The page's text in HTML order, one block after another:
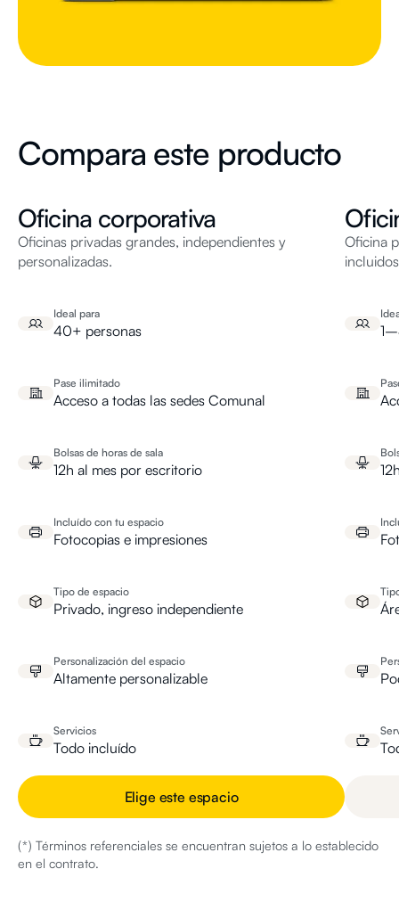
Compara este producto
Oficina corporativa
Oficinas privadas grandes, independientes y
personalizadas.
Ideal para
40+ personas
Pase ilimitado
Acceso a todas las sedes Comunal
Bolsas de horas de sala
12h al mes por escritorio
Incluído con tu espacio
Fotocopias e impresiones
Tipo de espacio
Privado, ingreso independiente
Personalización del espacio
Altamente personalizable
Servicios
Todo incluído
Elige este espacio
Oficina
(*) Términos referenciales se encuentran sujetos a lo establecido
en el contrato.